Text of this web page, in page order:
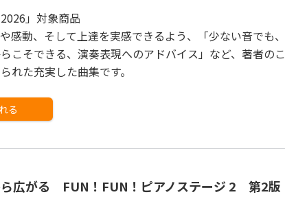
」対象商品
感動、そして上達を実感できるよう、「少ない音でも
こそできる、演奏表現へのアドバイス」など、著者の
れた充実した曲集です。
る
ら広がる FUN！FUN！ピアノステージ 2 第2版